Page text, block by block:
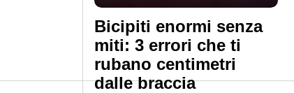
Bicipiti enormi senza
miti: 3 errori che ti
rubano centimetri
dalle braccia